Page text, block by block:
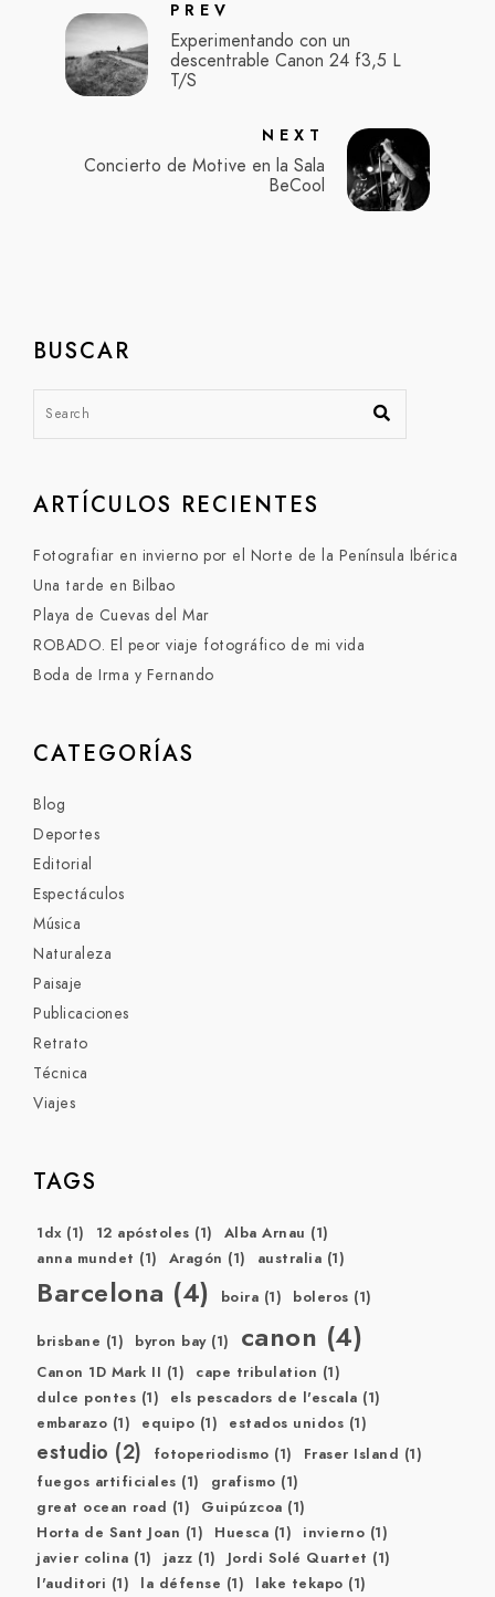
PREV
Experimentando con un
descentrable Canon 24 f3,5 L
T/S
NEXT
Concierto de Motive en la Sala
BeCool
BUSCAR
ARTÍCULOS RECIENTES
Fotografiar en invierno por el Norte de la Península Ibérica
Una tarde en Bilbao
Playa de Cuevas del Mar
ROBADO. El peor viaje fotográfico de mi vida
Boda de Irma y Fernando
CATEGORÍAS
Blog
Deportes
Editorial
Espectáculos
Música
Naturaleza
Paisaje
Publicaciones
Retrato
Técnica
Viajes
TAGS
1dx(1) 12 apóstoles (1) Alba Arnau (1)
anna mundet (1) Aragón (1) australia (1)
Barcelona (4) boira (1) boleros (1)
brisbane (1) byron bay(1) canon (4)
Canon 1D Mark II (1) cape tribulation (1)
dulce pontes (1) els pescadors de l'escala (1)
embarazo (1) equipo (1) estados unidos (1)
estudio (2) fotoperiodismo (1) Fraser Island (1)
fuegos artificiales (1) grafismo (1)
great ocean road (1) Guipúzcoa (1)
Horta de Sant Joan (1) Huesca (1) invierno (1)
javier colina (1) jazz (1) Jordi Solé Quartet (1)
l'auditori (1) la défense (1) lake tekapo (1)